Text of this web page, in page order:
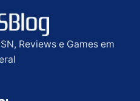
Reviews e Games em